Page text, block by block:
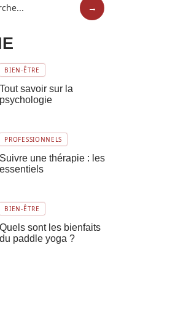
BIEN-ÊTRE
Tout savoir sur la
psychologie
PROFESSIONNELS
Suivre une thérapie : les
essentiels
BIEN-ÊTRE
Quels sont les bienfaits
du paddle yoga ?